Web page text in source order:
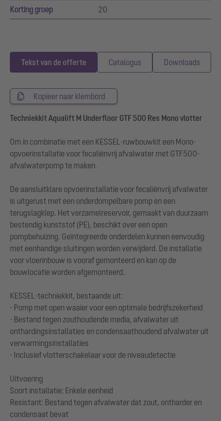
Korting groep 20
Tekst van de offerte Catalogus Downloads
Kopieer naar klembord
Techniekkit Aqualift M Underfloor GTF 500 Res Mono vlotter
Om in combinatie met een KESSEL-ruwbouwkit een Mono-
opvoerinstallatie voor fecaliënvrij afvalwater met GTF500-
afvalwaterpomp te maken.
De aansluitklare opvoerinstallatie voor fecaliënvrij afvalwater
is uitgerust met een onderdompelbare pomp en een
terugslagklep. Het verzamelreservoir, gemaakt van duurzaam
bestendig kunststof (PE), beschikt over een open
pompbehuizing. Geïntegreerde onderdelen kunnen eenvoudig
met eenhandige sluitingen worden verwijderd. De installatie
voor vloerinbouw is vooraf gemonteerd en kan op de
bouwlocatie worden afgemonteerd.
KESSEL-techniekkit, bestaande uit:
- Pomp met open waaier voor een optimale bedrijfszekerheid
- Bestand tegen zouthoudende media, afvalwater uit
onthardingsinstallaties en condensaathoudend afvalwater uit
verwarmingsinstallaties
- Inclusief vlotterschakelaar voor de niveaudetectie
Uitvoering
Soort installatie: Enkele eenheid
Resistant: Bestand tegen afvalwater dat zout, ontharder en
condensaat bevat